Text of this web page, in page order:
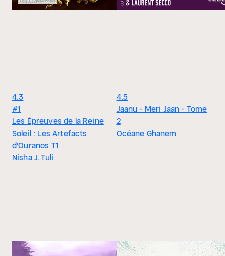
4.3
#1
Les Épreuves de la Reine
Soleil : Les Artefacts
d'Ouranos T1
Nisha J. Tuli
4.5
Jaanu - Meri Jaan - Tome
2
Océane Ghanem